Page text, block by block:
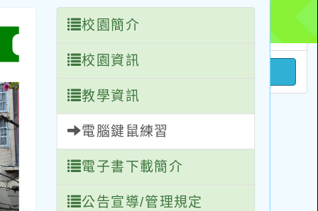
校園簡介
校園資訊
教學資訊
電腦鍵鼠練習
電子書下載簡介
公告宣導/管理規定